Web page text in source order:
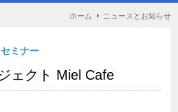
ホーム ニュースとお知らせ
ミナー
ェクト Miel Cafe